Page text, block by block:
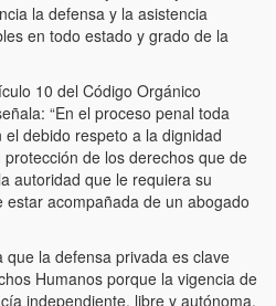
la defensa y la asistencia
en todo estado y grado de la
10 del Código Orgánico
“En el proceso penal toda
debido respeto a la dignidad
de los derechos que de
autoridad que le requiera su
acompañada de un abogado
que la defensa privada es clave
Humanos porque la vigencia de
independiente, libre y autónoma.